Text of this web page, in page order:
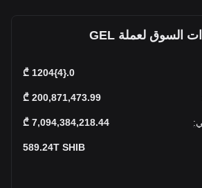
0.{4}1204 ₾
200,871,473.99 ₾
:
7,094,384,218.44 ₾
589.24T SHIB